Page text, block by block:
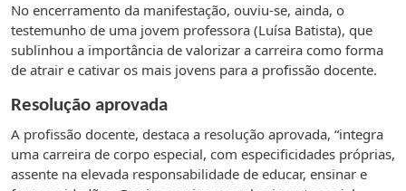
No encerramento da manifestação, ouviu-se, ainda, o
testemunho de uma jovem professora (Luísa Batista), que
sublinhou a importância de valorizar a carreira como forma
de atrair e cativar os mais jovens para a profissão docente.
Resolução aprovada
A profissão docente, destaca a resolução aprovada, “integra
uma carreira de corpo especial, com especificidades próprias,
assente na elevada responsabilidade de educar, ensinar e